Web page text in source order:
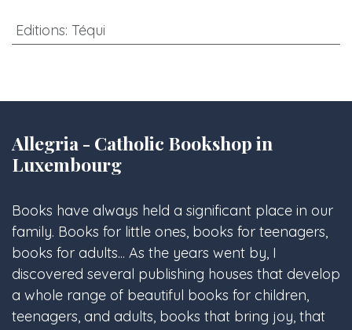
Editions: Téqui
Allegria - Catholic Bookshop in
Luxembourg
Books have always held a significant place in our
family. Books for little ones, books for teenagers,
books for adults... As the years went by, I
discovered several publishing houses that develop
a whole range of beautiful books for children,
teenagers, and adults, books that bring joy, that